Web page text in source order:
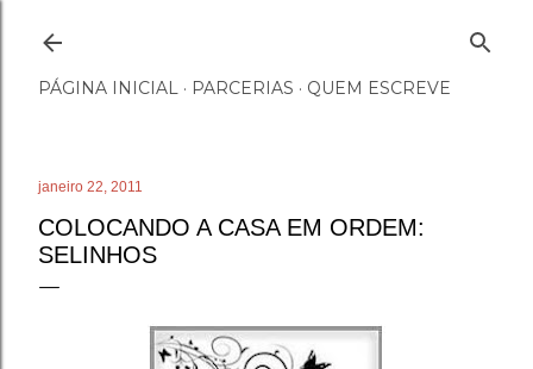
PÁGINA INICIAL PARCERIAS QUEM ESCREVE
janeiro 22, 2011
COLOCANDO A CASA EM ORDEM:
SELINHOS